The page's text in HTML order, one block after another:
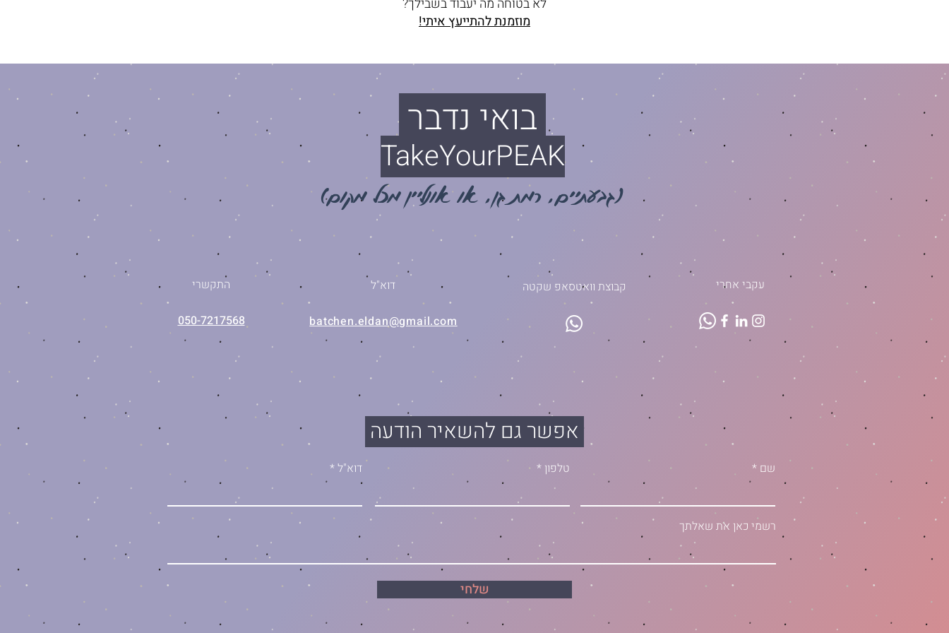
לא בטוחה מה יעבוד בשבילך?
מוזמנת להתייעץ איתי!
בואי נדבר
TakeYourPEAK
(גבעתיים, רמת גן,או אונליין מכל מקום)
התקשרי
050-7217568
דוא"ל
batchen.eldan@gmail.com
קבוצת וואטסאפ שקטה עקבי אחרי
אפשר גם להשאיר הודעה
דוא"ל טלפון שם
רשמי כאן את שאלתך
שלחי